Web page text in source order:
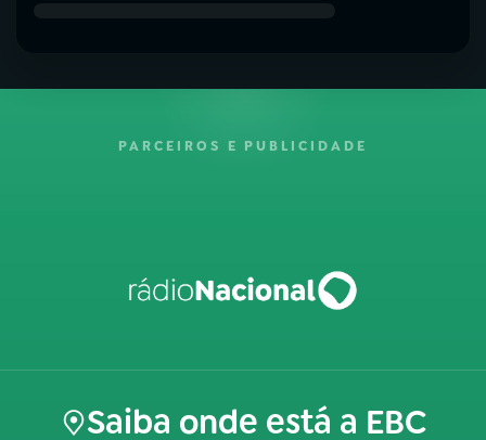
PARCEIROS E PUBLICIDADE
Saiba onde está a EBC